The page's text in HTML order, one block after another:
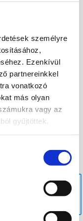
személyre
Ezenkívül
partnereinkkel
vonatkozó
más olyan
vagy az
gyűjtöttek.
Fluorit
buddha
16 900Ft
információ
Kosárba